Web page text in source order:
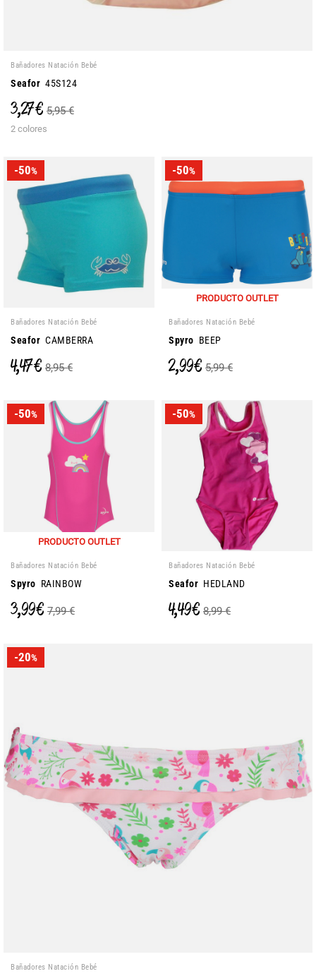
Bañadores Natación Bebé
Seafor 45S124
3,27 € 5,95 €
2 colores
-50%
Bañadores Natación Bebé
Seafor CAMBERRA
4,47 € 8,95 €
-50%
PRODUCTO OUTLET
Bañadores Natación Bebé
Spyro BEEP
2,99 € 5,99 €
-50%
PRODUCTO OUTLET
Bañadores Natación Bebé
Spyro RAINBOW
3,99 € 7,99 €
-50%
Bañadores Natación Bebé
Seafor HEDLAND
4,49 € 8,99 €
-20%
Bañadores Natación Bebé